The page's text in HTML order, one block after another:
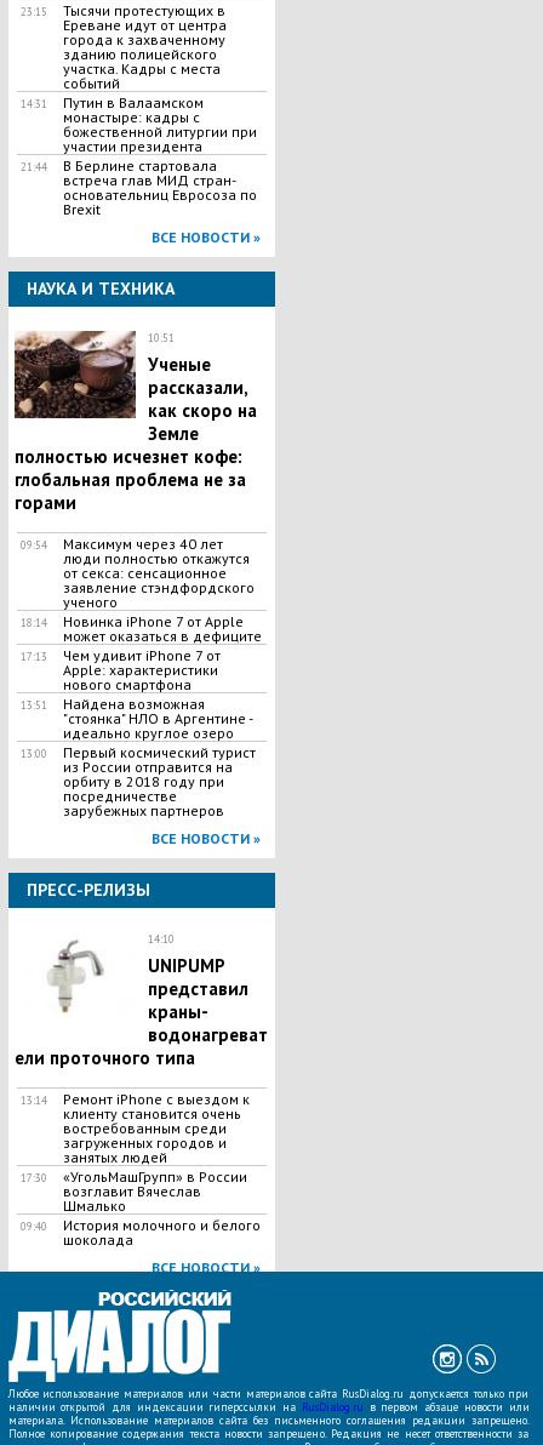
23:15
Тысячи протестующих в
Ереване идут от центра
города к захваченному
зданию полицейского
участка. Кадры с места
событий
14:31
Путин в Валаамском
монастыре: кадры с
божественной литургии при
участии президента
21:44
В Берлине стартовала
встреча глав МИД стран-
основательниц Евросоза по
Brexit
ВСЕ НОВОСТИ »
НАУКА И ТЕХНИКА
10:51
Ученые
рассказали,
как скоро на
Земле
полностью исчезнет кофе:
глобальная проблема не за
горами
09:54
Максимум через 40 лет
люди полностью откажутся
от секса: сенсационное
заявление стэндфордского
ученого
18:14
Новинка iPhone 7 от Apple
может оказаться в дефиците
17:13
Чем удивит iPhone 7 от
Apple: характеристики
нового смартфона
13:51
Найдена возможная
"стоянка" НЛО в Аргентине -
идеально круглое озеро
13:00
Первый космический турист
из России отправится на
орбиту в 2018 году при
посредничестве
зарубежных партнеров
ВСЕ НОВОСТИ »
ПРЕСС-РЕЛИЗЫ
14:10
UNIPUMP
представил
краны-
водонагреват
ели проточного типа
13:14
Ремонт iPhone с выездом к
клиенту становится очень
востребованным среди
загруженных городов и
занятых людей
17:30
«УгольМашГрупп» в России
возглавит Вячеслав
Шмалько
09:40
История молочного и белого
шоколада
ВСЕ НОВОСТИ »
Любое использование материалов или части материалов сайта RusDialog.ru допускается только при
наличии открытой для индексации гиперссылки на RusDialog.ru в первом абзаце новости или
материала. Использование материалов сайта без письменного соглашения редакции запрещено.
Полное копирование содержания текста новости запрещено. Редакция не несет ответственности за